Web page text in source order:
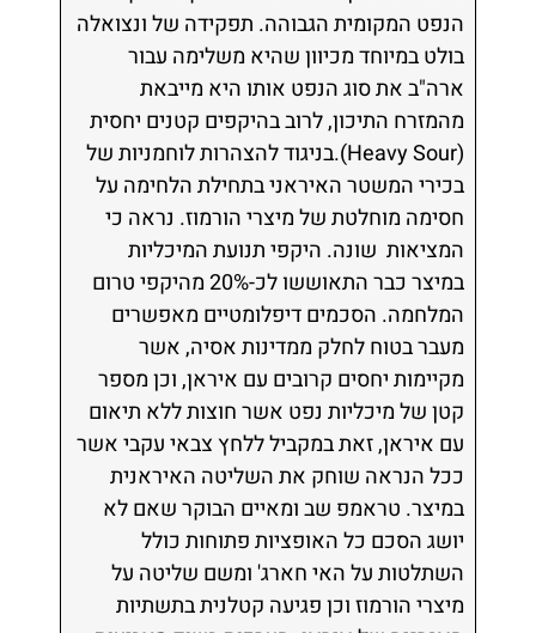
הנפט המקומית הגבוהה. תפקידה של ונצואלה
בולט במיוחד מכיוון שהיא משלימה עבור
ארה"ב את סוג הנפט אותו היא מייבאת
מהמזרח התיכון, לרוב בהיקפים קטנים יחסית
(Heavy Sour).בניגוד להצהרות לוחמניות של
בכירי המשטר האיראני בתחילת הלחימה על
חסימה מוחלטת של מיצרי הורמוז. נראה כי
המציאות שונה. היקפי תנועת המיכליות
במיצר כבר התאוששו לכ-20% מהיקפי טרום
המלחמה. הסכמים דיפלומטיים מאפשרים
מעבר בטוח לחלק ממדינות אסיה, אשר
מקיימות יחסים קרובים עם איראן, וכן מספר
קטן של מיכליות נפט אשר חוצות ללא תיאום
עם איראן, זאת במקביל ללחץ צבאי עקבי אשר
ככל הנראה שוחק את השליטה האיראנית
במיצר. טראמפ שב ומאיים הבוקר שאם לא
יושג הסכם כל האופציות פתוחות כולל
השתלטות על האי חארג' ומשם שליטה על
מיצרי הורמוז וכן פגיעה קטלנית בתשתיות